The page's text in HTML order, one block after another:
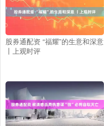
股券通配资 “福耀”的生意和深意
丨上观时评